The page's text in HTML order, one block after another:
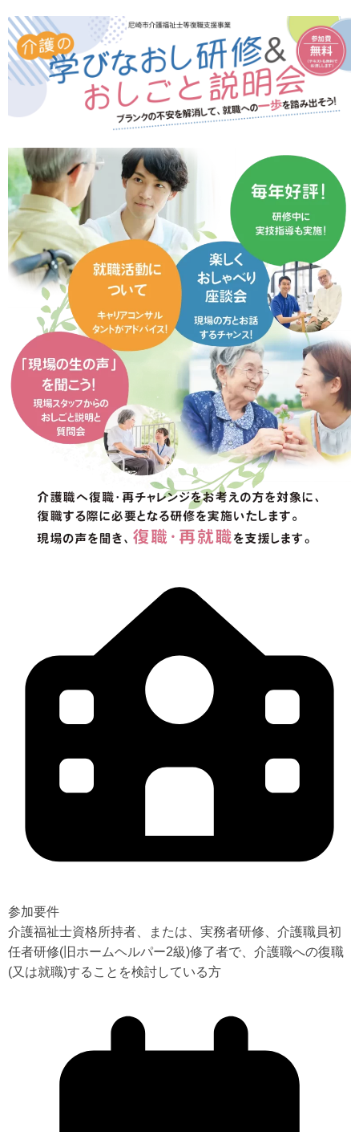
参加要件
介護福祉士資格所持者、または、実務者研修、介護職員初
任者研修(旧ホームヘルパー2級)修了者で、介護職への復職
(又は就職)することを検討している方